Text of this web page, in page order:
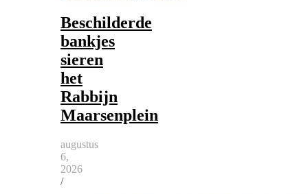
Beschilderde
bankjes
sieren
het
Rabbijn
Maarsenplein
augustus
6,
2026
/